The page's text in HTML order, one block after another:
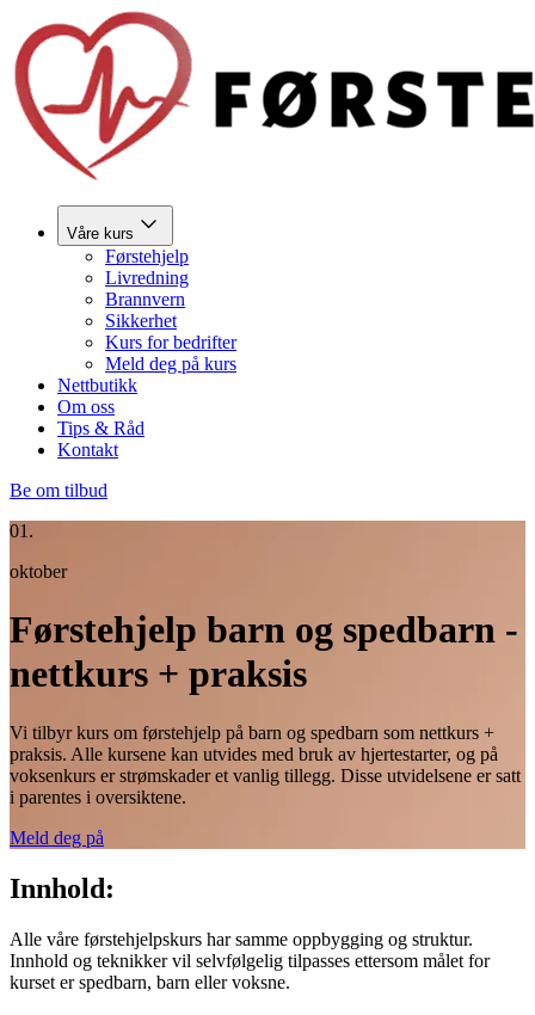
Våre kurs
Førstehjelp
Livredning
Brannvern
Sikkerhet
Kurs for bedrifter
Meld deg på kurs
Nettbutikk
Om oss
Tips & Råd
Kontakt
Be om tilbud
01.
oktober
Førstehjelp barn og spedbarn -
nettkurs + praksis
Vi tilbyr kurs om førstehjelp på barn og spedbarn som nettkurs +
praksis. Alle kursene kan utvides med bruk av hjertestarter, og på
voksenkurs er strømskader et vanlig tillegg. Disse utvidelsene er satt
i parentes i oversiktene.
Meld deg på
Innhold:
Alle våre førstehjelpskurs har samme oppbygging og struktur.
Innhold og teknikker vil selvfølgelig tilpasses ettersom målet for
kurset er spedbarn, barn eller voksne.